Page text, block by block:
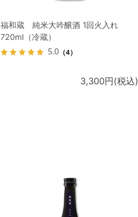
福和蔵 純米大吟醸酒 1回火入れ
720ml（冷蔵）
5.0 （4）
3,300円(税込)